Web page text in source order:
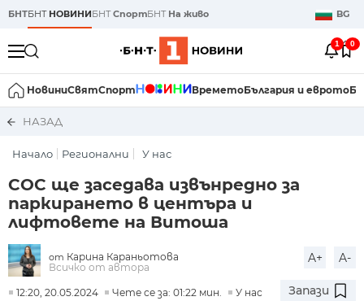
БНТБНТ НОВИНИБНТСпортБНТ На живо BG
1 0
НовиниСвятСпорт ВреметоБългария и еврото
НАЗАД
Начало Регионални У нас
СОС ще заседава извънредно за
паркирането в центъра и
лифтовете на Витоша
от Карина Караньотова
Всичко от автора
A+ A-
12:20, 20.05.2024 Чете се за: 01:22 мин. У нас Запази